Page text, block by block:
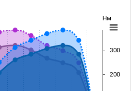
Нм
200
300